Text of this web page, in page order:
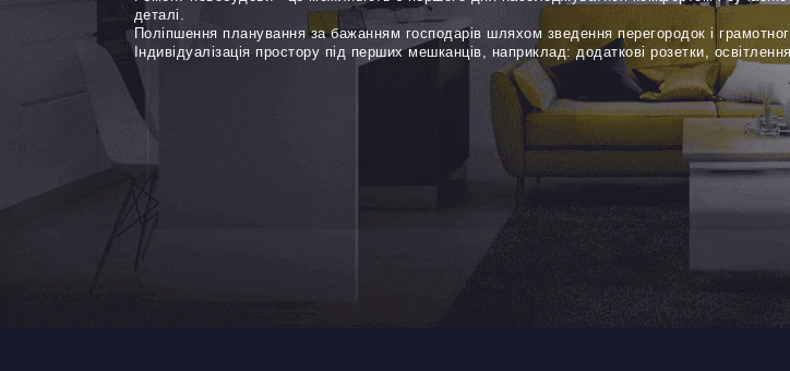
Дизайн коридору
деталі.
Поліпшення планування за бажанням господарів шляхом зведення перегородок і
Індивідуалізація простору під перших мешканців, наприклад: додаткові розетки,